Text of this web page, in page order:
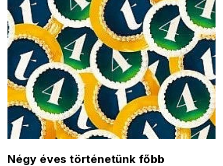
x
s
a
l
e
s
Négy éves történetünk főbb